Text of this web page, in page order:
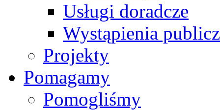
Usługi doradcze
Wystąpienia
Projekty
Pomagamy
Pomogliśmy